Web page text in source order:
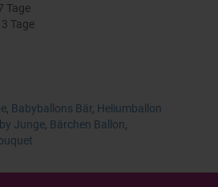
Tage
Tage
Babyballons Bär Heliumballon
Junge Bärchen Ballon